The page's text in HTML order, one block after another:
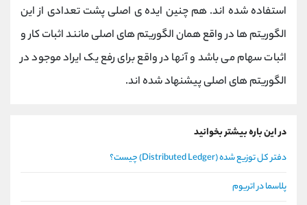
استفاده شده اند. هم چنین ایده ی اصلی پشت تعدادی از این
الگوریتم ها در واقع همان الگوریتم های اصلی مانند اثبات کار و
اثبات سهام می باشد و آنها در واقع برای رفع یک ایراد موجود در
الگوریتم های اصلی پیشنهاد شده اند.
در این باره بیشتر بخوانید
دفتر کل توزیع شده (Distributed Ledger) چیست؟
پلاسما در اتریوم